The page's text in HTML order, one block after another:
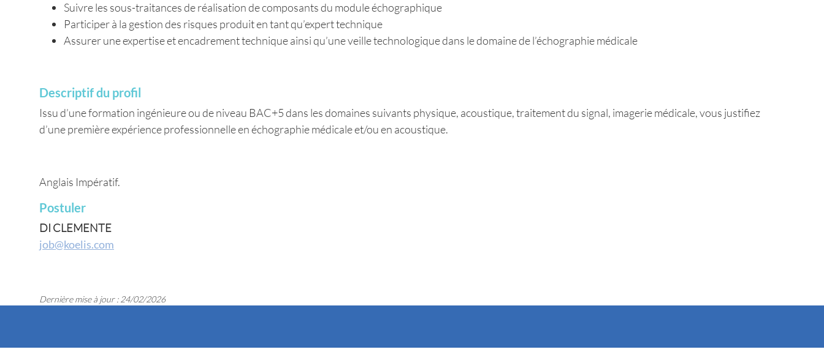
Suivre les sous-traitances de réalisation de composants du module échographique
Participer à la gestion des risques produit en tant qu’expert technique
Assurer une expertise et encadrement technique ainsi qu’une veille technologique dans le domaine de l’échographie médicale
Descriptif du profil
Issu d’une formation ingénieure ou de niveau BAC+5 dans les domaines suivants physique, acoustique, traitement du signal, imagerie médicale, vous justifiez
d’une première expérience professionnelle en échographie médicale et/ou en acoustique.
Anglais Impératif.
Postuler
DI CLEMENTE
job@koelis.com
Dernière mise à jour : 24/02/2026